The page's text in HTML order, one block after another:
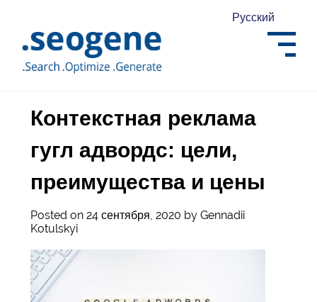
Русский
Контекстная реклама
гугл адвордс: цели,
преимущества и цены
Posted on 24 сентября, 2020 by Gennadii
Kotulskyi